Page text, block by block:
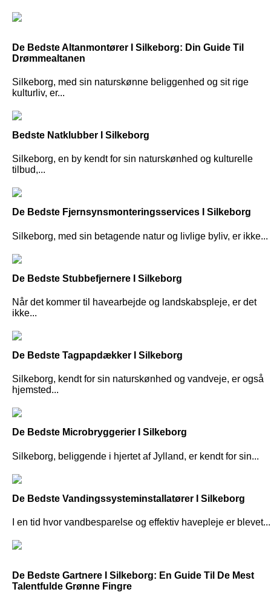
De Bedste Altanmontører I Silkeborg: Din Guide Til
Drømmealtanen
Silkeborg, med sin naturskønne beliggenhed og sit rige
kulturliv, er...
Bedste Natklubber I Silkeborg
Silkeborg, en by kendt for sin naturskønhed og kulturelle
tilbud,...
De Bedste Fjernsynsmonteringsservices I Silkeborg
Silkeborg, med sin betagende natur og livlige byliv, er ikke...
De Bedste Stubbefjernere I Silkeborg
Når det kommer til havearbejde og landskabspleje, er det
ikke...
De Bedste Tagpapdækker I Silkeborg
Silkeborg, kendt for sin naturskønhed og vandveje, er også
hjemsted...
De Bedste Microbryggerier I Silkeborg
Silkeborg, beliggende i hjertet af Jylland, er kendt for sin...
De Bedste Vandingssysteminstallatører I Silkeborg
I en tid hvor vandbesparelse og effektiv havepleje er blevet...
De Bedste Gartnere I Silkeborg: En Guide Til De Mest
Talentfulde Grønne Fingre